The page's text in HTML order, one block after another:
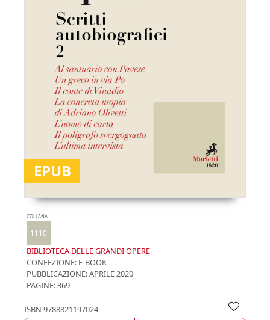
EPUB
COLLANA
1110
BIBLIOTECA DELLE GRANDI OPERE
CONFEZIONE: E-BOOK
PUBBLICAZIONE:APRILE 2020
PAGINE: 369
ISBN 9788821197024